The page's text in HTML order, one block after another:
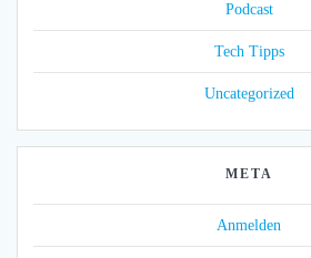
Podcast
Tech Tipps
Uncategorized
META
Anmelden